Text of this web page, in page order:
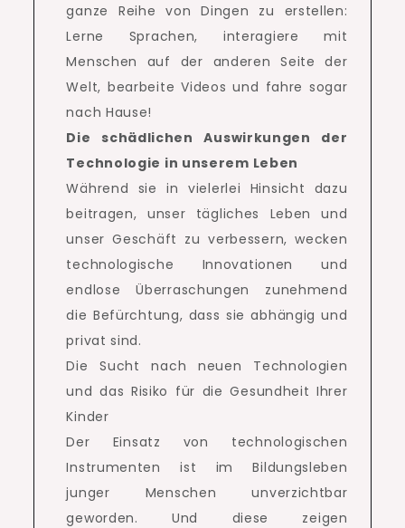
ganze Reihe von Dingen zu erstellen:
Lerne Sprachen, interagiere mit
Menschen auf der anderen Seite der
Welt, bearbeite Videos und fahre sogar
nach Hause!
Die schädlichen Auswirkungen der
Technologie in unserem Leben
Während sie in vielerlei Hinsicht dazu
beitragen, unser tägliches Leben und
unser Geschäft zu verbessern, wecken
technologische Innovationen und
endlose Überraschungen zunehmend
die Befürchtung, dass sie abhängig und
privat sind.
Die Sucht nach neuen Technologien
und das Risiko für die Gesundheit Ihrer
Kinder
Der Einsatz von technologischen
Instrumenten ist im Bildungsleben
junger Menschen unverzichtbar
geworden.Und diese zeigen